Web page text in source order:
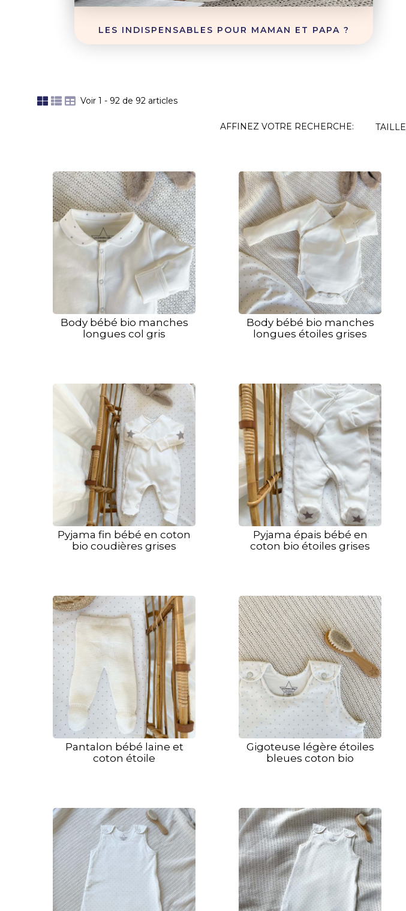
LES INDISPENSABLES POUR MAMAN ET PAPA ?
Voir 1 - 92 de 92 articles
AFFINEZ VOTRE RECHERCHE: TAILLE
Body bébé bio manches
longues col gris
Body bébé bio manches
longues étoiles grises
Pyjama fin bébé en coton
bio coudières grises
Pyjama épais bébé en
coton bio étoiles grises
Pantalon bébé laine et
coton étoile
Gigoteuse légère étoiles
bleues coton bio